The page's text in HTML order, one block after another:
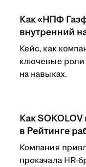
Как «НПФ
внутренний
Кейс, как
ключевые роли
на навыках.
Как
в Рейтинге
Компания
прокачала HR-